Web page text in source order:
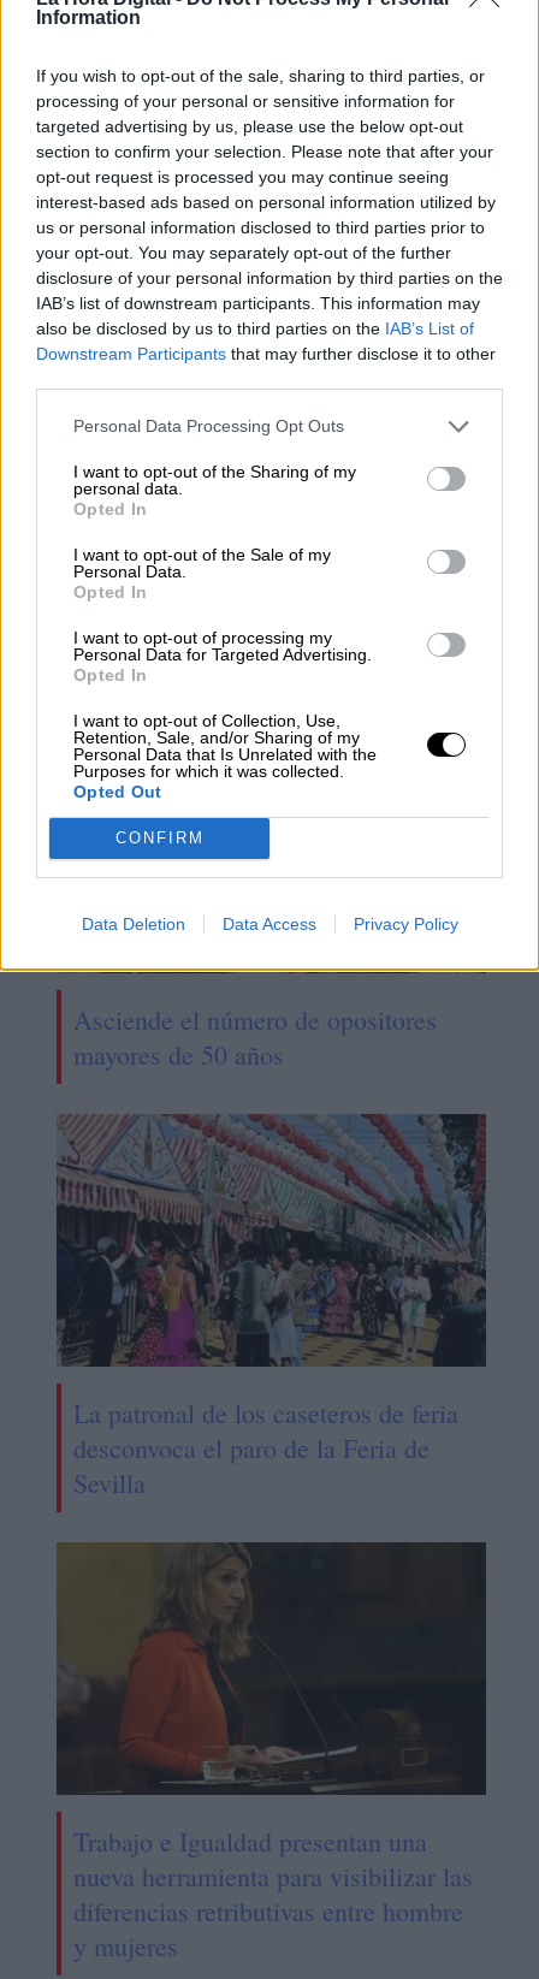
Information
If you wish to opt-out of the sale, sharing to third parties, or
processing of your personal or sensitive information for
targeted advertising by us, please use the below opt-out
section to confirm your selection. Please note that after your
opt-out request is processed you may continue seeing
interest-based ads based on personal information utilized by
us or personal information disclosed to third parties prior to
your opt-out. You may separately opt-out of the further
disclosure of your personal information by third parties on the
IAB’s list of downstream participants. This information may
also be disclosed by us to third parties on the IAB’s List of
Downstream Participants that may further disclose it to other
Personal Data Processing Opt Outs
I want to opt-out of the Sharing of my
personal data.
Opted In
I want to opt-out of the Sale of my
Personal Data.
Opted In
I want to opt-out of processing my
Personal Data for Targeted Advertising.
Opted In
I want to opt-out of Collection, Use,
Retention, Sale, and/or Sharing of my
Personal Data that Is Unrelated with the
Purposes for which it was collected.
Opted Out
CONFIRM
Data Deletion Data Access Privacy Policy
de la patronal, aunque no ha sido posible.
"Se
de recuperación del SMI. ¿Cuándo?, cuanto
antes y ¿por cuánto?, lo que sea posible en
este contexto y situación económica, dentro de
lo marcado por los expertos", explicaba el
presidente.
salario Salario Mínimo Interprofesional
NOTICIAS RELACIONADAS
Asciende el número de opositores
mayores de 50 años
La patronal de los caseteros de feria
desconvoca el paro de la Feria de
Sevilla
Trabajo e Igualdad presentan una
nueva herramienta para visibilizar las
diferencias retributivas entre hombre
y mujeres